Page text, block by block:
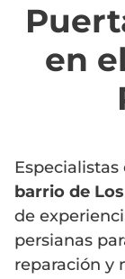
en
Especialistas
barrio de
de
persianas
reparación y